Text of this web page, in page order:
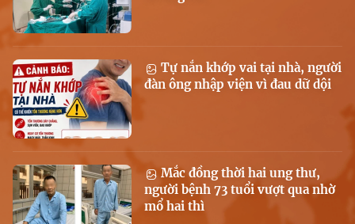
Tự nắn khớp vai tại nhà, người
đàn ông nhập viện vì đau dữ dội
Mắc đồng thời hai ung thư,
người bệnh 73 tuổi vượt qua nhờ
mổ hai thì